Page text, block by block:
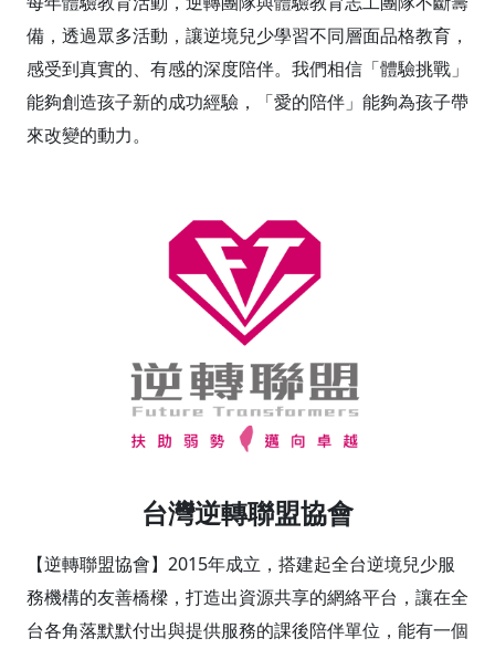
備，透過眾多活動，讓逆境兒少學習不同層面品格教育，
感受到真實的、有感的深度陪伴。我們相信「體驗挑戰」
能夠創造孩子新的成功經驗，「愛的陪伴」能夠為孩子帶
來改變的動力。
台灣逆轉聯盟協會
【逆轉聯盟協會】2015年成立，搭建起全台逆境兒少服
務機構的友善橋樑，打造出資源共享的網絡平台，讓在全
台各角落默默付出與提供服務的課後陪伴單位，能有一個